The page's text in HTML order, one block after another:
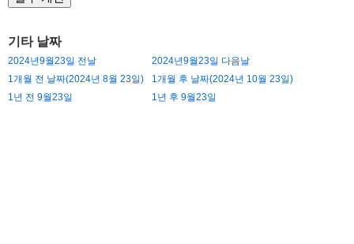
기타 날짜
2024년9월23일 전날
2024년9월23일 다음날
1개월 전 날짜(2024년 8월 23일)
1개월 후 날짜(2024년 10월 23일)
1년 전 9월23일
1년 후 9월23일